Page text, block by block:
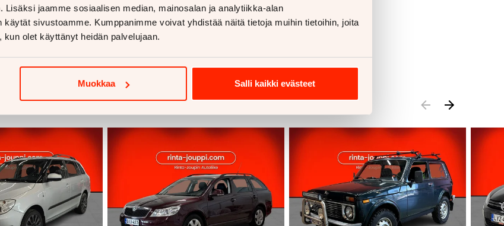
Lisäksi jaamme sosiaalisen median, mainosalan ja analytiikka-alan
käytät sivustoamme. Kumppanimme voivat yhdistää näitä tietoja muihin tietoihin, joita
olet käyttänyt heidän palvelujaan.
Muokkaa Salli kaikki evästeet